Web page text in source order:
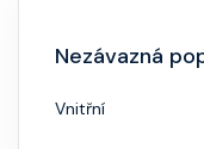
napojenou na vaši
hotovostní zálohu.
Nezávazná
Vnitřní